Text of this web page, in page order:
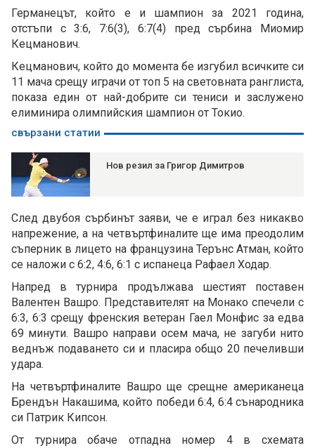
Германецът, който е и шампион за 2021 година,
отстъпи с 3:6, 7:6(3), 6:7(4) пред сърбина Миомир
Кецманович.
Кецманович, който до момента бе изгубил всичките си
11 мача срещу играчи от топ 5 на световната ранглиста,
показа един от най-добрите си тениси и заслужено
елиминира олимпийския шампион от Токио.
свързани статии
Нов резил за Григор Димитров
След двубоя сърбинът заяви, че е играл без никакво
напрежение, а на четвъртфиналите ще има преодолим
съперник в лицето на французина Терънс Атман, който
се наложи с 6:2, 4:6, 6:1 с испанеца Рафаел Ходар.
Напред в турнира продължава шестият поставен
Валентен Вашро. Представителят на Монако спечели с
6:3, 6:3 срещу френския ветеран Гаел Монфис за едва
69 минути. Вашро направи осем мача, не загуби нито
веднъж подаването си и пласира общо 20 печеливши
удара.
На четвъртфиналите Вашро ще срещне американеца
Брендън Накашима, който победи 6:4, 6:4 сънародника
си Патрик Кипсон.
От турнира обаче отпадна номер 4 в схемата